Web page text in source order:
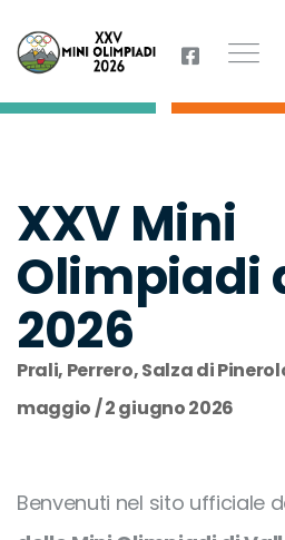
XXV Mini
Olimpiadi
2026
Prali, Perrero, Salza di
maggio / 2 giugno 2026
Benvenuti nel sito ufficiale